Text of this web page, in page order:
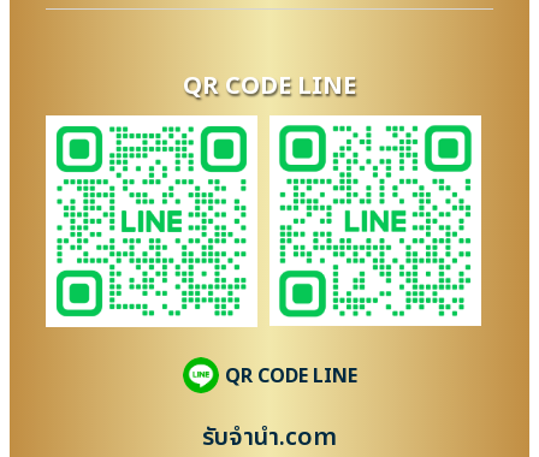
QR CODE LINE
QR CODE LINE
รับจํานํา.com